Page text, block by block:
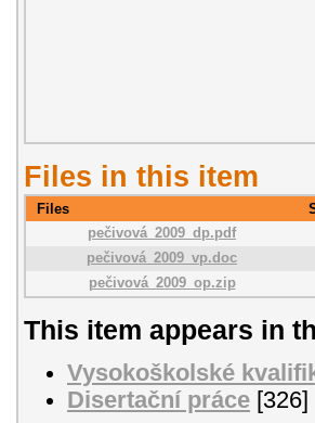
Files in this item
Files
pečivová_2009_dp.pdf
pečivová_2009_vp.doc
pečivová_2009_op.zip
This item appears in
Vysokoškolské
Disertační práce [326]